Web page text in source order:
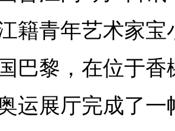
籍青年艺术家
巴黎，在位于
运展厅完成了一